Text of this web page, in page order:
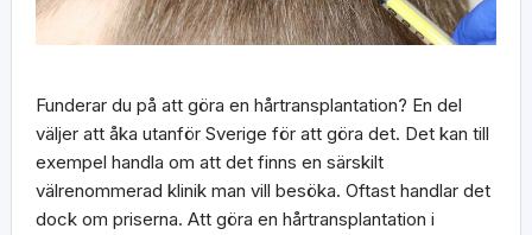
Funderar du på att göra en hårtransplantation? En del
väljer att åka utanför Sverige för att göra det. Det kan till
exempel handla om att det finns en särskilt
välrenommerad klinik man vill besöka. Oftast handlar det
dock om priserna. Att göra en hårtransplantation i